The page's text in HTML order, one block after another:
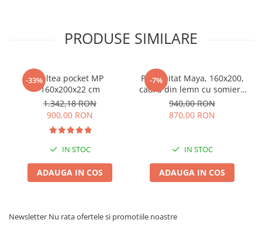
PRODUSE SIMILARE
-33%Saltea pocket MP
160x200x22 cm
1.342,18 RON
900,00 RON
IN STOC
ADAUGA IN COS
-7%
Pat tapitat Maya, 160x200,
cadru din lemn cu somiera
fixa, culoare Bej
940,00 RON
870,00 RON
IN STOC
ADAUGA IN COS
Newsletter Nu rata ofertele si promotiile noastre